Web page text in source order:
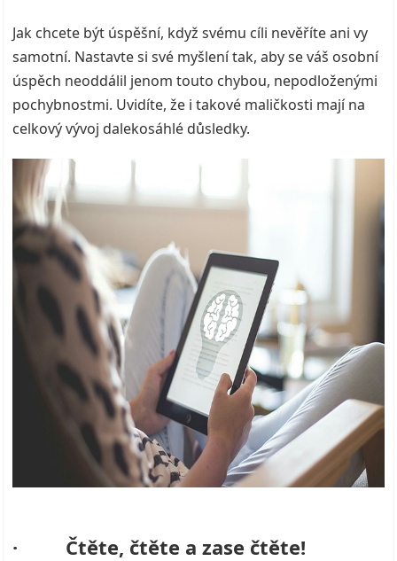
Jak chcete být úspěšní, když svému cíli nevěříte ani vy
samotní. Nastavte si své myšlení tak, aby se váš osobní
úspěch neoddálil jenom touto chybou, nepodloženými
pochybnostmi. Uvidíte, že i takové maličkosti mají na
celkový vývoj dalekosáhlé důsledky.
· Čtěte, čtěte a zase čtěte!